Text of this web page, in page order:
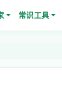
常识工具